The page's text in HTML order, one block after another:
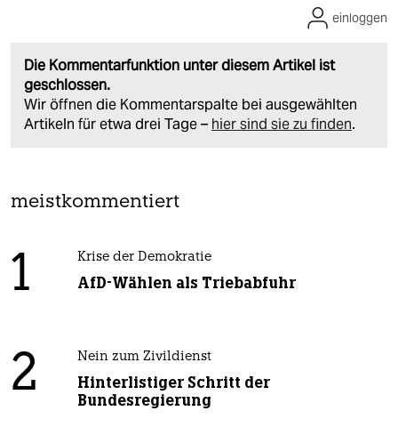
Die Kommentarfunktion unter diesem Artikel ist
geschlossen.
Wir öffnen die Kommentarspalte bei ausgewählten
Artikeln für etwa drei Tage – hier sind sie zu finden.
einloggen
meistkommentiert
1 Krise der Demokratie
AfD-Wählen als Triebabfuhr
2 Nein zum Zivildienst
Hinterlistiger Schritt der
Bundesregierung